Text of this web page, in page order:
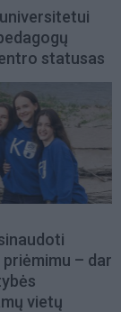
statusas
– dar
vietų